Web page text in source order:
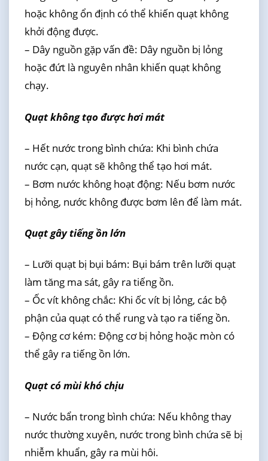
hoặc không ổn định có thể khiến quạt không
khởi động được.
– Dây nguồn gặp vấn đề: Dây nguồn bị lỏng
hoặc đứt là nguyên nhân khiến quạt không
chạy.
Quạt không tạo được hơi mát
– Hết nước trong bình chứa: Khi bình chứa
nước cạn, quạt sẽ không thể tạo hơi mát.
– Bơm nước không hoạt động: Nếu bơm nước
bị hỏng, nước không được bơm lên để làm mát.
Quạt gây tiếng ồn lớn
– Lưỡi quạt bị bụi bám: Bụi bám trên lưỡi quạt
làm tăng ma sát, gây ra tiếng ồn.
– Ốc vít không chắc: Khi ốc vít bị lỏng, các bộ
phận của quạt có thể rung và tạo ra tiếng ồn.
– Động cơ kém: Động cơ bị hỏng hoặc mòn có
thể gây ra tiếng ồn lớn.
Quạt có mùi khó chịu
– Nước bẩn trong bình chứa: Nếu không thay
nước thường xuyên, nước trong bình chứa sẽ bị
nhiễm khuẩn, gây ra mùi hôi.